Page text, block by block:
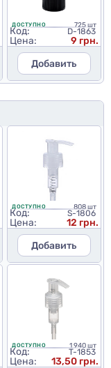
ДОСТУПНО 725 шт
Код: D-1863
Цена:
9 грн.
Добавить
ДОСТУПНО 808 шт
Код: S-1806
Цена:
12 грн.
Добавить
ДОСТУПНО 1 940 шт
Код: T-1853
Цена:
13,50 грн.